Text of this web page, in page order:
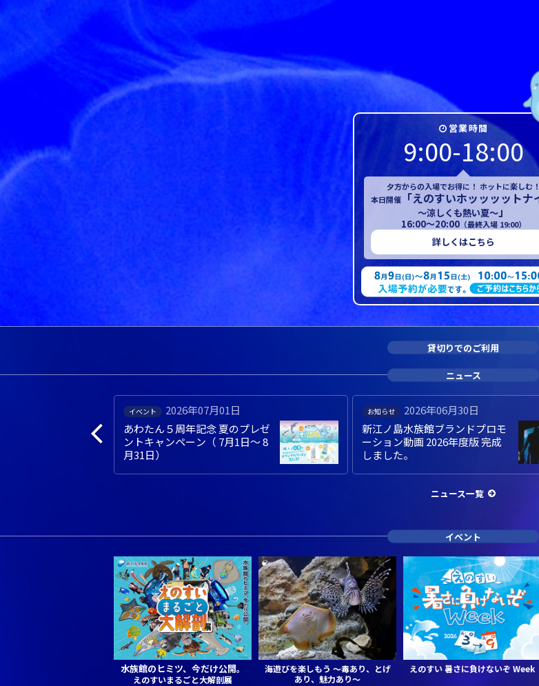
営業時間
9:00-18:00
夕方からの入場でお得に！ ホットに楽しむ！
本日開催
「えのすいホッッッットナ
～涼しくも熱い夏～」
16:00～20:00（最終入場 19:00）
詳しくはこちら
貸切りでのご利用
ニュース
お知らせ
2026年06月30日
新江ノ島水族館ブランドプロモ
ーション動画 2026年度版 完成
しました。
お知らせ
2026年06月19日
6月19日（金）当館２例目 人工
授精によるバンドウイルカの赤
ちゃんが誕生しました！
ニュース一覧
イベント
水族館のヒミツ、今だけ公開。
えのすいまるごと大解剖展
海遊びを楽しもう ～毒あり、とげ
あり、魅力あり～
えのすい 暑さに負けないぞ Week